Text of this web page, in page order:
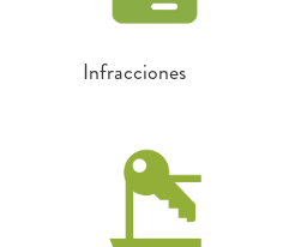
Infracciones